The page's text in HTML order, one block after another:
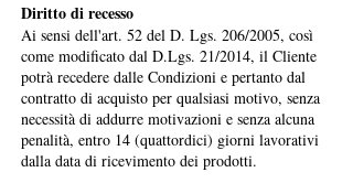
Diritto di recesso
Ai sensi dell'art. 52 del D. Lgs. 206/2005, così
come modificato dal D.Lgs. 21/2014, il Cliente
potrà recedere dalle Condizioni e pertanto dal
contratto di acquisto per qualsiasi motivo, senza
necessità di addurre motivazioni e senza alcuna
penalità, entro 14 (quattordici) giorni lavorativi
dalla data di ricevimento dei prodotti.